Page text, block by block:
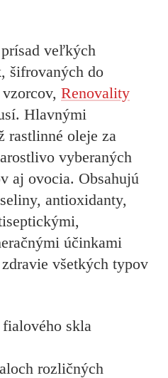
veľkých
šifrovaných do
Renovality
Hlavnými
rastlinné oleje za
vyberaných
aj ovocia. Obsahujú
antioxidanty,
účinkami
všetkých typov
skla
rozličných